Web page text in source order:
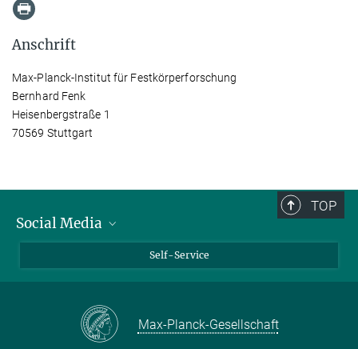
Anschrift
Max-Planck-Institut für Festkörperforschung
Bernhard Fenk
Heisenbergstraße 1
70569 Stuttgart
TOP
Social Media
Facebook
Self-Service
Max-Planck-Gesellschaft